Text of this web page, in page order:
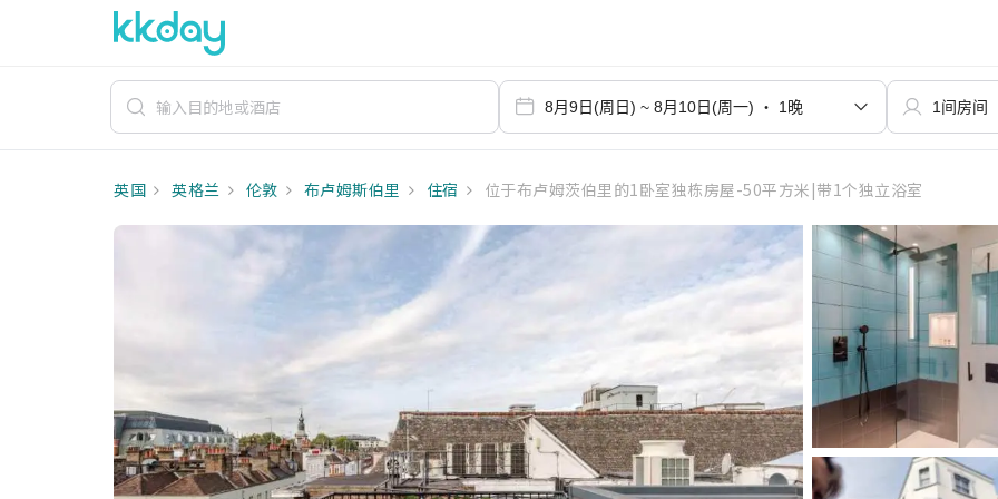
英国 英格兰 伦敦 布卢姆斯伯里 住宿 位于布卢姆茨伯里的1卧室独栋房屋-50平方米|带1个独立浴室